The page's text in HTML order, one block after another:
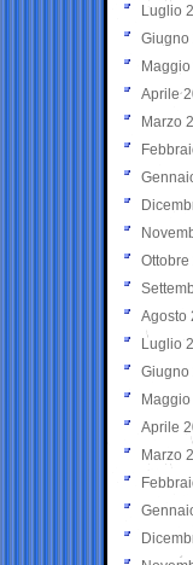
Luglio
Giugno
Aprile
Marzo
Agosto
Luglio
Giugno
Aprile
Marzo